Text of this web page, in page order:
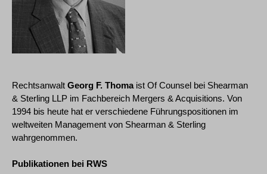
Rechtsanwalt Georg F. Thomaist Of Counsel bei Shearman
& Sterling LLP im Fachbereich Mergers & Acquisitions. Von
1994 bis heute hat er verschiedene Führungspositionen im
weltweiten Management von Shearman & Sterling
wahrgenommen.
Publikationen bei RWS